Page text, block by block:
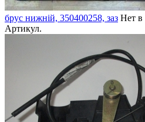
брус нижній, 350400258, заз Нет в
Артикул.